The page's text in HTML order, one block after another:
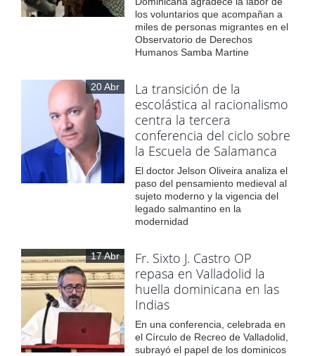
los voluntarios que acompañan a
miles de personas migrantes en el
Observatorio de Derechos
Humanos Samba Martine
20 Abr
La transición de la
escolástica al racionalismo
centra la tercera
conferencia del ciclo sobre
la Escuela de Salamanca
El doctor Jelson Oliveira analiza el
paso del pensamiento medieval al
sujeto moderno y la vigencia del
legado salmantino en la
modernidad
17 Abr
Fr. Sixto J. Castro OP
repasa en Valladolid la
huella dominicana en las
Indias
En una conferencia, celebrada en
el Círculo de Recreo de Valladolid,
subrayó el papel de los dominicos